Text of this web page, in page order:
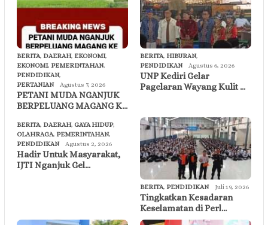
BERITA, DAERAH, EKONOMI,
EKONOMI, PEMERINTAHAN,
PENDIDIKAN,
PERTANIAN
Agustus 7, 2026
PETANI MUDA NGANJUK
BERPELUANG MAGANG K…
BERITA, HIBURAN,
PENDIDIKAN
Agustus 6, 2026
UNP Kediri Gelar
Pagelaran Wayang Kulit …
BERITA, DAERAH, GAYA HIDUP,
OLAHRAGA, PEMERINTAHAN,
PENDIDIKAN
Agustus 2, 2026
Hadir Untuk Masyarakat,
IJTI Nganjuk Gel…
BERITA, PENDIDIKAN Juli 19, 2026
Tingkatkan Kesadaran
Keselamatan di Perl…